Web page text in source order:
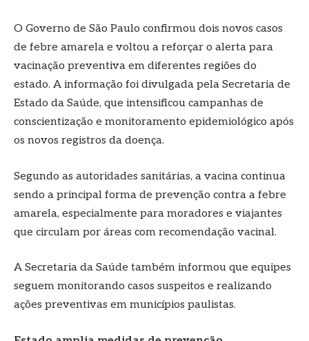
O Governo de São Paulo confirmou dois novos casos
de febre amarela e voltou a reforçar o alerta para
vacinação preventiva em diferentes regiões do
estado. A informação foi divulgada pela Secretaria de
Estado da Saúde, que intensificou campanhas de
conscientização e monitoramento epidemiológico após
os novos registros da doença.
Segundo as autoridades sanitárias, a vacina continua
sendo a principal forma de prevenção contra a febre
amarela, especialmente para moradores e viajantes
que circulam por áreas com recomendação vacinal.
A Secretaria da Saúde também informou que equipes
seguem monitorando casos suspeitos e realizando
ações preventivas em municípios paulistas.